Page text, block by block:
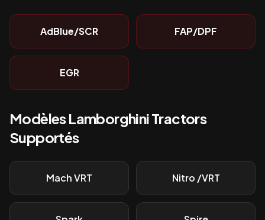
AdBlue/SCR FAP/DPF
EGR
ModèlesLamborghini Tractors
Supportés
Mach VRT Nitro /VRT